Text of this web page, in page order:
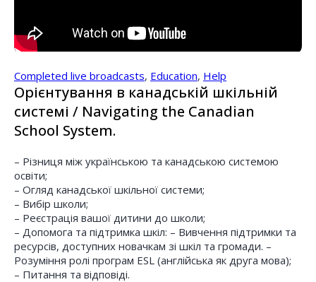
Completed live broadcasts, Education, Help
Орієнтування в канадській шкільній
системі / Navigating the Canadian
School System.
– Різниця між українською та канадською системою
освіти;
– Огляд канадської шкільної системи;
– Вибір школи;
– Реєстрація вашої дитини до школи;
– Допомога та підтримка шкіл: – Вивчення підтримки та
ресурсів, доступних новачкам зі шкіл та громади. –
Розуміння ролі програм ESL (англійська як друга мова);
– Питання та відповіді.